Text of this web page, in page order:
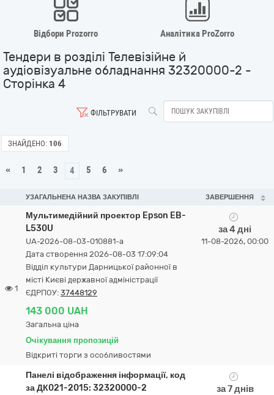
Відбори Prozorro Аналітика ProZorro
Тендери в розділі Телевізійне й
аудіовізуальне обладнання 32320000-2 -
Сторінка 4
ФІЛЬТРУВАТИ
ЗНАЙДЕНО: 106
« 1 2 3 4 5 6 »
УЗАГАЛЬНЕНА НАЗВА ЗАКУПІВЛІ ЗАВЕРШЕННЯ
1
Мультимедійний проектор Epson EB-
L530U
UA-2026-08-03-010881-a
Дата створення 2026-08-03 17:09:04
Відділ культури Дарницької районної в
місті Києві державної адміністрації
ЄДРПОУ: 37448129
143 000 UAH
Загальна ціна
Очікування пропозицій
Відкриті торги з особливостями
за 4 дні
11-08-2026, 00:00
Панелі відображення інформації, код
за ДК021-2015: 32320000-2
за 7 днів